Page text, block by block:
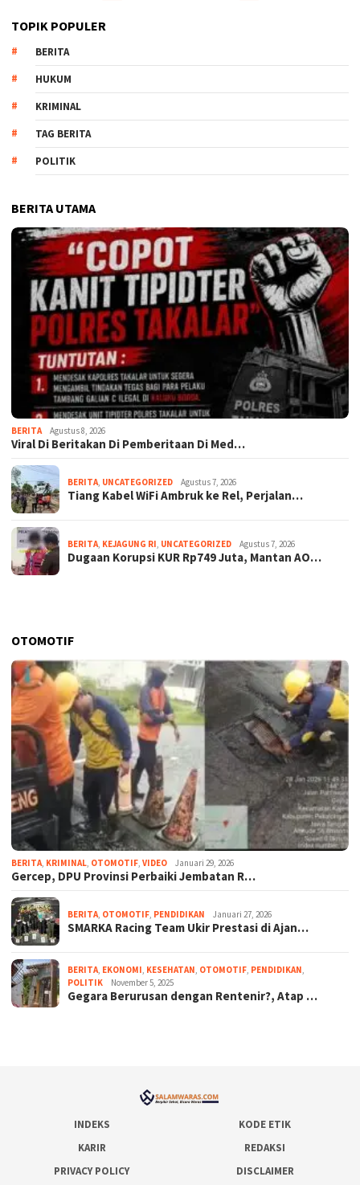
TOPIK POPULER
BERITA
HUKUM
KRIMINAL
TAG BERITA
POLITIK
BERITA UTAMA
BERITA Agustus 8, 2026
Viral Di Beritakan Di Pemberitaan Di Med…
BERITA, UNCATEGORIZED Agustus 7, 2026
Tiang Kabel WiFi Ambruk ke Rel, Perjalan…
BERITA, KEJAGUNG RI, UNCATEGORIZED Agustus 7, 2026
Dugaan Korupsi KUR Rp749 Juta, Mantan AO…
OTOMOTIF
BERITA, KRIMINAL, OTOMOTIF, VIDEO Januari 29, 2026
Gercep, DPU Provinsi Perbaiki Jembatan R…
BERITA, OTOMOTIF, PENDIDIKAN Januari 27, 2026
SMARKA Racing Team Ukir Prestasi di Ajan…
BERITA, EKONOMI, KESEHATAN, OTOMOTIF, PENDIDIKAN,
POLITIK
November 5, 2025
Gegara Berurusan dengan Rentenir?, Atap …
INDEKS
KODE ETIK
KARIR
REDAKSI
PRIVACY POLICY
DISCLAIMER